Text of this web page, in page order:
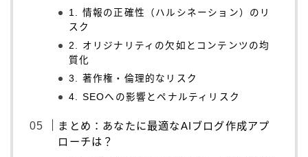
1. 情報の正確性（ハルシネーション）のリ
スク
2. オリジナリティの欠如とコンテンツの均
質化
3. 著作権・倫理的なリスク
4. SEOへの影響とペナルティリスク
まとめ：あなたに最適なAIブログ作成アプ
ローチは？